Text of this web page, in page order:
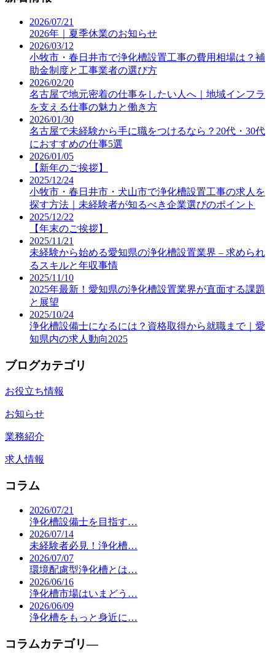
2026/07/21
2026年｜夏季休業のお知らせ
2026/03/12
小牧市・春日井市で浄化槽設置工事の費用相場は？補
助金制度と工事業者の選び方
2026/02/20
名古屋で地元密着の仕事をしたい人へ｜地域インフラ
を支える仕事の魅力と働き方
2026/01/30
名古屋で未経験から手に職をつけるなら？20代・30代
におすすめの仕事5選
2026/01/05
【新年のご挨拶】
2025/12/24
小牧市・春日井市・犬山市で浄化槽設置工事の求人を
探す方法｜未経験者が知るべき企業選びのポイント
2025/12/22
【年末のご挨拶】
2025/11/21
未経験から始める愛知県の浄化槽設置業界 – 求められ
るスキルと年収事情
2025/11/10
2025年最新！愛知県の浄化槽設置業界が直面する課題
と展望
2025/10/24
浄化槽設備士になるには？資格取得から就職まで｜愛
知県内の求人動向2025
ブログカテゴリ
お役立ち情報
お知らせ
業務紹介
求人情報
コラム
2026/07/21
浄化槽設備士を目指す…
2026/07/14
未経験者必見！浄化槽…
2026/07/07
環境配慮型浄化槽とは…
2026/06/16
浄化槽市場はいまどう…
2026/06/09
浄化槽をもっと身近に…
コラムカテゴリ―